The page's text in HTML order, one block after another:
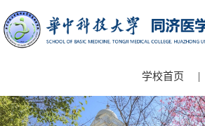
学校首页 |